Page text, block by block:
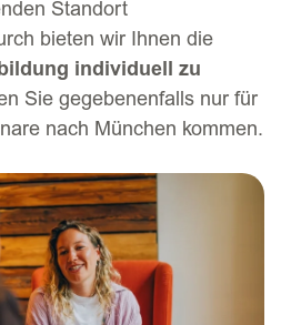
Standort
bieten wir Ihnen die
individuell zu
Sie gegebenenfalls nur für
nach München kommen.